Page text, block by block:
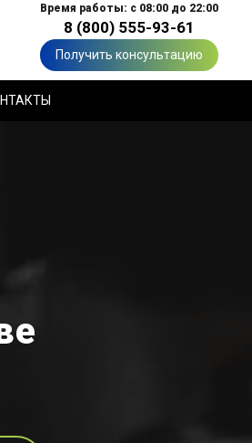
Время работы: с 08:00 до 22:00
8 (800) 555-93-61
Получить консультацию